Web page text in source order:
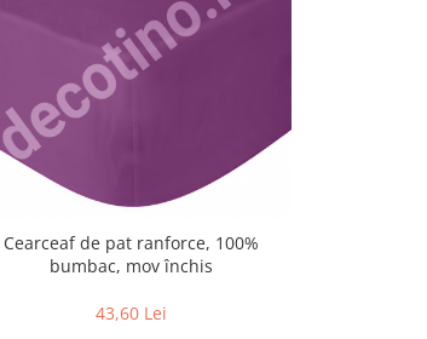
Cearceaf de pat ranforce, 100%
bumbac, mov închis
43,60 Lei